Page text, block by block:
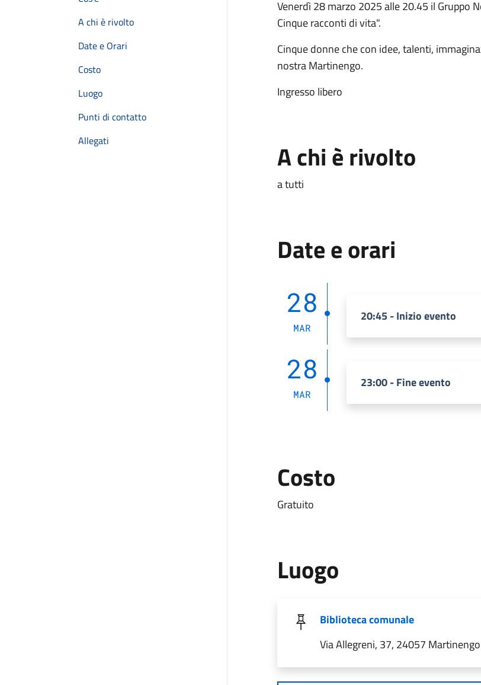
A chi è rivolto
Date e Orari
Costo
Luogo
Punti di contatto
Allegati
Venerdì 28 marzo 2025 alle 20.45 il Gruppo
Cinque racconti di vita".
Cinque donne che con idee, talenti,
nostra Martinengo.
Ingresso libero
A chi è rivolto
a tutti
Date e orari
28
MAR
20:45 - Inizio evento
28
MAR
23:00 - Fine evento
Costo
Gratuito
Luogo
Biblioteca comunale
Via Allegreni, 37, 24057